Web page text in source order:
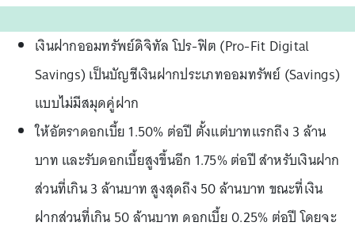
เงินฝากออมทรัพย์ดิจิทัล โปร-ฟิต (Pro-Fit Digital
Savings) เป็นบัญชีเงินฝากประเภทออมทรัพย์ (Savings)
แบบไม่มีสมุดคู่ฝาก
ให้อัตราดอกเบี้ย 1.50% ต่อปี ตั้งแต่บาทแรกถึง 3 ล้าน
บาท และรับดอกเบี้ยสูงขึ้นอีก 1.75% ต่อปี สำหรับเงินฝาก
ส่วนที่เกิน 3 ล้านบาท สูงสุดถึง 50 ล้านบาท ขณะที่เงิน
ฝากส่วนที่เกิน 50 ล้านบาท ดอกเบี้ย 0.25% ต่อปี โดยจะ